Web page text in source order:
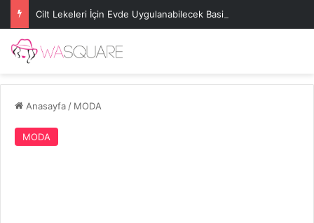
Cilt Lekeleri İçin Evde Uygulanabilecek Basit Maskeler
Anasayfa/ MODA
MODA